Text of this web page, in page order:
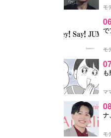
モ
で
モ
マ
ナ
点
モ